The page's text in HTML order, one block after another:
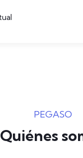
PEGASO
Quiénes